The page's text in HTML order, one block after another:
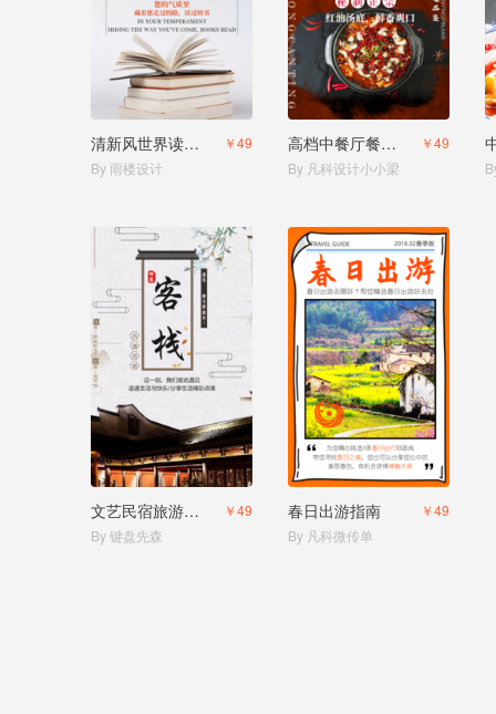
清新风世界读书日书店文学好书推荐
￥49
By 雨楼设计
高档中餐厅餐饮美食饭馆宣传新菜单促销活动
￥49
By 凡科设计小小梁
文艺民宿旅游客栈推荐
￥49
By 键盘先森
春日出游指南
￥49
By 凡科微传单